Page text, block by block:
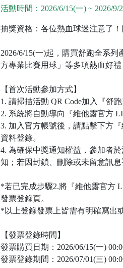
活動時間：2026/6/15(一) ~ 2026/9/
抽獎資格：各位熱血球迷注意了
2026/6/15(一)起，購買舒跑全系
方專業比賽用球」等多項熱血好禮
【首次活動參加方式】
1. 請掃描活動 QR Code加入『舒
2. 系統將自動導向『維他露官方
3. 加入官方帳號後，請點擊下方
資料登錄。
4. 為確保中獎通知權益，參加者
知；若因封鎖、刪除或未留意訊
*若已完成步驟2.將『維他露官方
發票登錄頁。
*以上登錄發票上皆需有明確寫出
【發票登錄時間】
發票購買日期：2026/06/15(一)
發票登錄期間：2026/07/01(三)